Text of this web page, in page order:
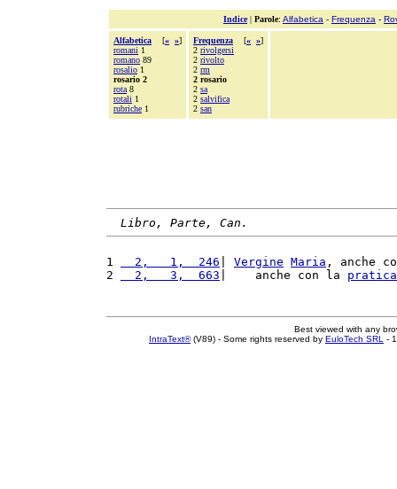
Indice| Parole: Alfabetica - Frequenza -
Alfabetica [« »]
romani 1
romano 89
rosalio 1
rosario 2
rota 8
rotali 1
rubriche 1
Frequenza [« »]
2 rivolgersi
2 rivolto
2 rm
2 rosario
2 sa
2 salvifica
2 san
Libro, Parte, Can.
1
  2,   1,  246
Vergine Maria , anche
2
  2,   3,  663
|    anche con la pratica
Best viewed with any
IntraText®(V89) - Some rights reserved by EuloTech SRL -